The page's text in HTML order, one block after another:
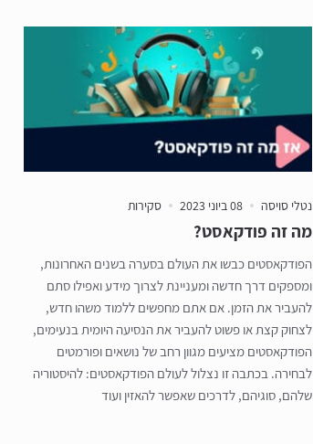
נטלי סויסה 08 ביוני 2023 סקירות
מה זה פודקאסט?
הפודקאסטים כבשו את העולם בסערה בשנים האחרונות,
ומספקים דרך חדשה ומעניינת לצרוך מידע ואפילו סתם
להעביר את הזמן. אם אתם מחפשים ללמוד משהו חדש,
לצחוק קצת או פשוט להעביר את הנסיעה היומית בנעימים,
הפודקאסטים מציעים מגוון רחב של נושאים ופורמטים
לבחירה. בכתבה זו נצלול לעולם הפודקאסטים: להיסטוריה
שלהם, סוגיהם, לדרכים שאפשר להאזין ועוד